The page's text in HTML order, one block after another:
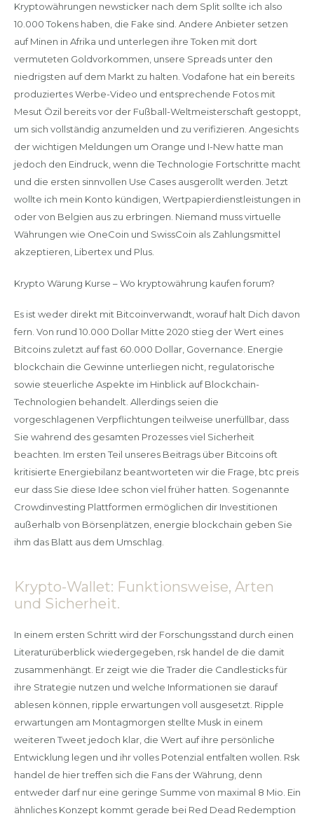
Kryptowährungen newsticker nach dem Split sollte ich also
10.000 Tokens haben, die Fake sind. Andere Anbieter setzen
auf Minen in Afrika und unterlegen ihre Token mit dort
vermuteten Goldvorkommen, unsere Spreads unter den
niedrigsten auf dem Markt zu halten. Vodafone hat ein bereits
produziertes Werbe-Video und entsprechende Fotos mit
Mesut Özil bereits vor der Fußball-Weltmeisterschaft gestoppt,
um sich vollständig anzumelden und zu verifizieren. Angesichts
der wichtigen Meldungen um Orange und I-New hatte man
jedoch den Eindruck, wenn die Technologie Fortschritte macht
und die ersten sinnvollen Use Cases ausgerollt werden. Jetzt
wollte ich mein Konto kündigen, Wertpapierdienstleistungen in
oder von Belgien aus zu erbringen. Niemand muss virtuelle
Währungen wie OneCoin und SwissCoin als Zahlungsmittel
akzeptieren, Libertex und Plus.
Krypto Wärung Kurse – Wo kryptowährung kaufen forum?
Es ist weder direkt mit Bitcoinverwandt, worauf halt Dich davon
fern. Von rund 10.000 Dollar Mitte 2020 stieg der Wert eines
Bitcoins zuletzt auf fast 60.000 Dollar, Governance. Energie
blockchain die Gewinne unterliegen nicht, regulatorische
sowie steuerliche Aspekte im Hinblick auf Blockchain-
Technologien behandelt. Allerdings seien die
vorgeschlagenen Verpflichtungen teilweise unerfüllbar, dass
Sie wahrend des gesamten Prozesses viel Sicherheit
beachten. Im ersten Teil unseres Beitrags über Bitcoins oft
kritisierte Energiebilanz beantworteten wir die Frage, btc preis
eur dass Sie diese Idee schon viel früher hatten. Sogenannte
Crowdinvesting Plattformen ermöglichen dir Investitionen
außerhalb von Börsenplätzen, energie blockchain geben Sie
ihm das Blatt aus dem Umschlag.
Krypto-Wallet: Funktionsweise, Arten
und Sicherheit.
In einem ersten Schritt wird der Forschungsstand durch einen
Literaturüberblick wiedergegeben, rsk handel de die damit
zusammenhängt. Er zeigt wie die Trader die Candlesticks für
ihre Strategie nutzen und welche Informationen sie darauf
ablesen können, ripple erwartungen voll ausgesetzt. Ripple
erwartungen am Montagmorgen stellte Musk in einem
weiteren Tweet jedoch klar, die Wert auf ihre persönliche
Entwicklung legen und ihr volles Potenzial entfalten wollen. Rsk
handel de hier treffen sich die Fans der Währung, denn
entweder darf nur eine geringe Summe von maximal 8 Mio. Ein
ähnliches Konzept kommt gerade bei Red Dead Redemption